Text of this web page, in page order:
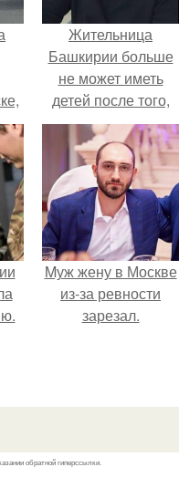
Жительница
Башкирии больше
не может иметь
детей после того,
как медики сделали
ей аборт на шестом
месяце
беременности и
оставили в матке
плаценту.
Mуж жену в Москве
из-за ревности
зарезал.
обратной гиперссылки.